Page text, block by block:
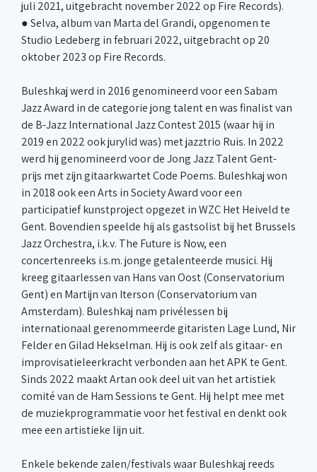
juli 2021, uitgebracht november 2022 op Fire Records).
● Selva, album van Marta del Grandi, opgenomen te
Studio Ledeberg in februari 2022, uitgebracht op 20
oktober 2023 op Fire Records.
Buleshkaj werd in 2016 genomineerd voor een Sabam
Jazz Award in de categorie jong talent en was finalist van
de B-Jazz International Jazz Contest 2015 (waar hij in
2019 en 2022 ook jurylid was) met jazztrio Ruis. In 2022
werd hij genomineerd voor de Jong Jazz Talent Gent-
prijs met zijn gitaarkwartet Code Poems. Buleshkaj won
in 2018 ook een Arts in Society Award voor een
participatief kunstproject opgezet in WZC Het Heiveld te
Gent. Bovendien speelde hij als gastsolist bij het Brussels
Jazz Orchestra, i.k.v. The Future is Now, een
concertenreeks i.s.m. jonge getalenteerde musici. Hij
kreeg gitaarlessen van Hans van Oost (Conservatorium
Gent) en Martijn van Iterson (Conservatorium van
Amsterdam). Buleshkaj nam privélessen bij
internationaal gerenommeerde gitaristen Lage Lund, Nir
Felder en Gilad Hekselman. Hij is ook zelf als gitaar- en
improvisatieleerkracht verbonden aan het APK te Gent.
Sinds 2022 maakt Artan ook deel uit van het artistiek
comité van de Ham Sessions te Gent. Hij helpt mee met
de muziekprogrammatie voor het festival en denkt ook
mee een artistieke lijn uit.
Enkele bekende zalen/festivals waar Buleshkaj reeds